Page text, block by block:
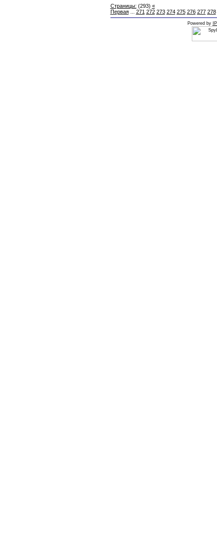
Страницы: (293) «
Первая... 271 272 273 274 275 276 277 278
Powered by